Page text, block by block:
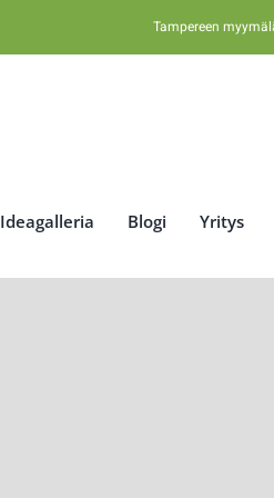
Tampereen
Ideagalleria Blogi Yritys